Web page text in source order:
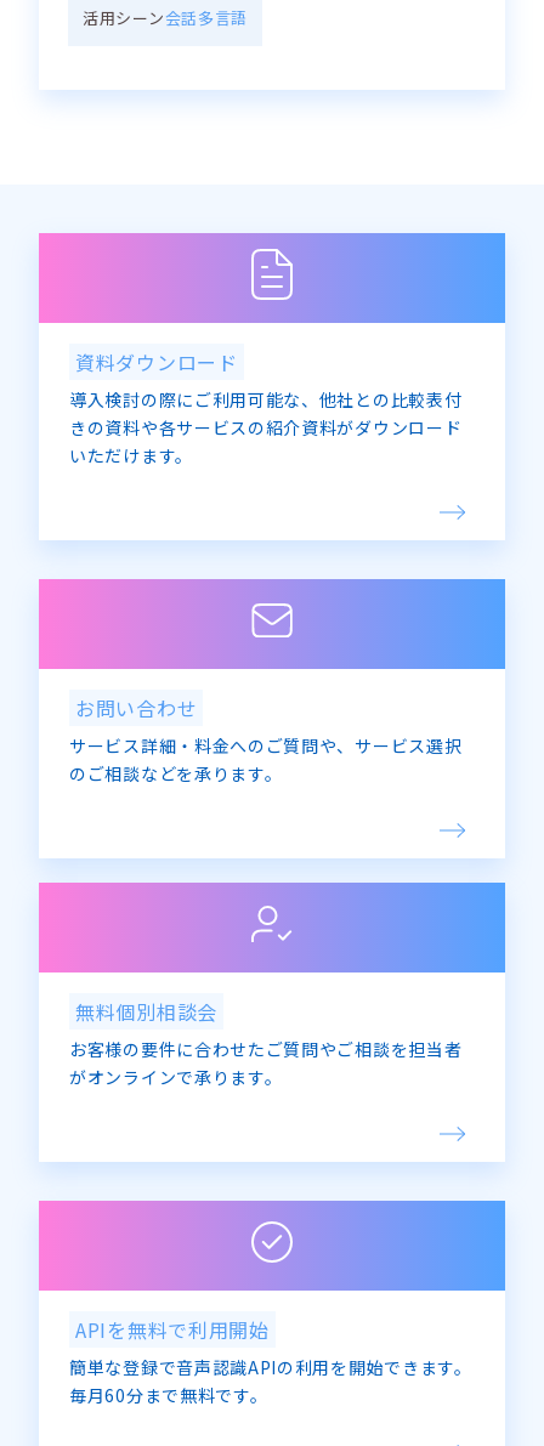
活用シーン会話多言語
資料ダウンロード
導入検討の際にご利用可能な、他社との比較表付
きの資料や各サービスの紹介資料がダウンロード
いただけます。
お問い合わせ
サービス詳細・料金へのご質問や、サービス選択
のご相談などを承ります。
無料個別相談会
お客様の要件に合わせたご質問やご相談を担当者
がオンラインで承ります。
APIを無料で利用開始
簡単な登録で音声認識APIの利用を開始できます。
毎月60分まで無料です。